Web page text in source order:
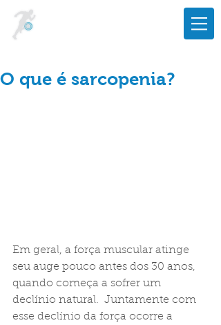
O que é sarcopenia?
Em geral, a força muscular atinge
seu auge pouco antes dos 30 anos,
quando começa a sofrer um
declínio natural.  Juntamente com
esse declínio da força ocorre a